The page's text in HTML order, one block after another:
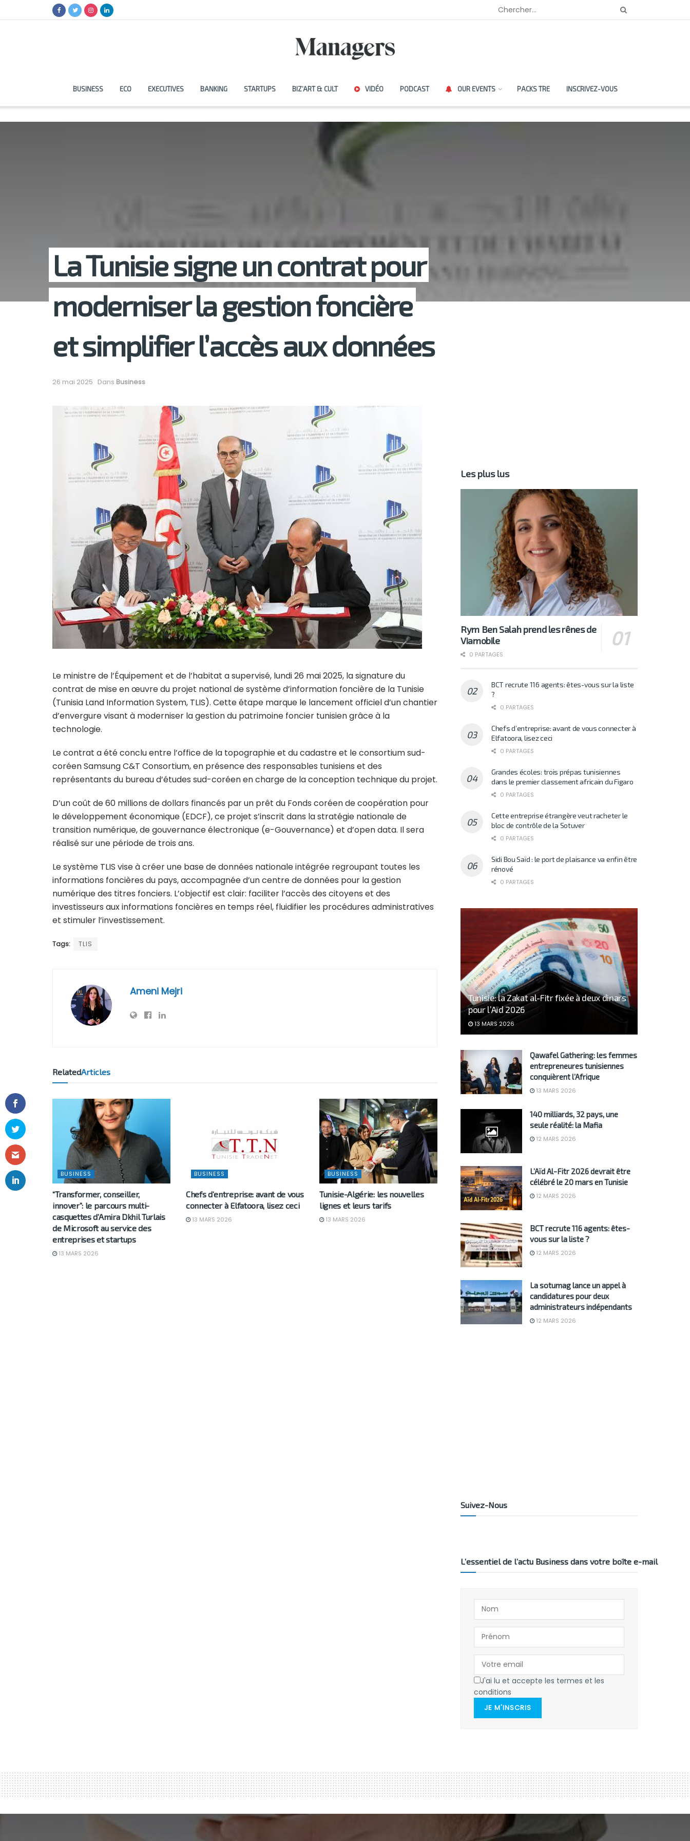
BUSINESS ECO EXECUTIVES BANKING STARTUPS BIZ’ART & CULT VIDÉO PODCAST OUR EVENTS PACKS TRE INSCRIVEZ-VOUS
La Tunisie signe un contrat pour
moderniser la gestion foncière
et simplifier l’accès aux données
26 mai 2025 Dans Business
Le ministre de l’Équipement et de l’habitat a supervisé, lundi 26 mai 2025, la signature du
contrat de mise en œuvre du projet national de système d’information foncière de la Tunisie
(Tunisia Land Information System, TLIS). Cette étape marque le lancement officiel d’un chantier
d’envergure visant à moderniser la gestion du patrimoine foncier tunisien grâce à la
technologie.
Le contrat a été conclu entre l’office de la topographie et du cadastre et le consortium sud-
coréen Samsung C&T Consortium, en présence des responsables tunisiens et des
représentants du bureau d’études sud-coréen en charge de la conception technique du projet.
D’un coût de 60 millions de dollars financés par un prêt du Fonds coréen de coopération pour
le développement économique (EDCF), ce projet s’inscrit dans la stratégie nationale de
transition numérique, de gouvernance électronique (e-Gouvernance) et d’open data. Il sera
réalisé sur une période de trois ans.
Le système TLIS vise à créer une base de données nationale intégrée regroupant toutes les
informations foncières du pays, accompagnée d’un centre de données pour la gestion
numérique des titres fonciers. L’objectif est clair: faciliter l’accès des citoyens et des
investisseurs aux informations foncières en temps réel, fluidifier les procédures administratives
et stimuler l’investissement.
Tags: TLIS
Ameni Mejri
RelatedArticles
BUSINESS
“Transformer, conseiller,
innover”: le parcours multi-
casquettes d’Amira Dkhil Turlais
de Microsoft au service des
entreprises et startups
13 MARS 2026
BUSINESS
Chefs d’entreprise: avant de vous
connecter à Elfatoora, lisez ceci
13 MARS 2026
BUSINESS
Tunisie-Algérie: les nouvelles
lignes et leurs tarifs
13 MARS 2026
Les plus lus
Rym Ben Salah prend les rênes de
Viamobile
0 PARTAGES
BCT recrute 116 agents: êtes-vous sur la liste
?
0 PARTAGES
Chefs d’entreprise: avant de vous connecter à
Elfatoora, lisez ceci
0 PARTAGES
Grandes écoles: trois prépas tunisiennes
dans le premier classement africain du Figaro
0 PARTAGES
Cette entreprise étrangère veut racheter le
bloc de contrôle de la Sotuver
0 PARTAGES
Sidi Bou Saïd : le port de plaisance va enfin être
rénové
0 PARTAGES
Tunisie: la Zakat al-Fitr fixée à deux dinars
pour l’Aïd 2026
13 MARS 2026
Qawafel Gathering: les femmes
entrepreneures tunisiennes
conquièrent l’Afrique
13 MARS 2026
140 milliards, 32 pays, une
seule réalité: la Mafia
12 MARS 2026
L’Aïd Al-Fitr 2026 devrait être
célébré le 20 mars en Tunisie
12 MARS 2026
BCT recrute 116 agents: êtes-
vous sur la liste ?
12 MARS 2026
La sotumag lance un appel à
candidatures pour deux
administrateurs indépendants
12 MARS 2026
Suivez-Nous
L’essentiel de l’actu Business dans votre boîte e-mail
J'ai lu et accepte les termes et les
conditions
JE M'INSCRIS